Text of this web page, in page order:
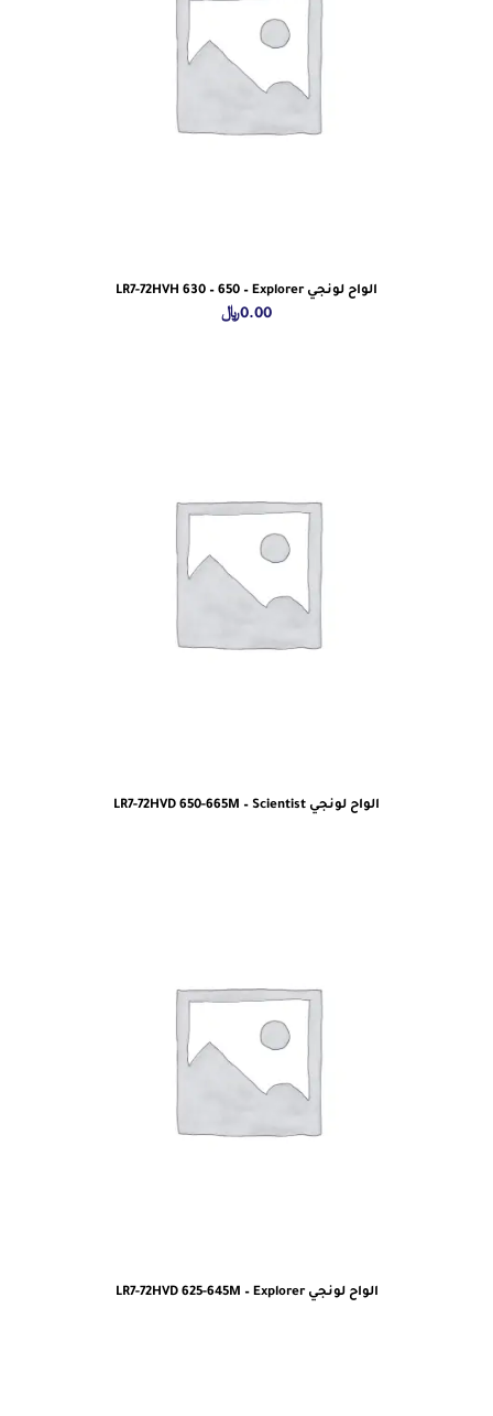
الواح لونجي LR7-72HVH 630 – 650 – Explorer
0.00﷼
الواح لونجي LR7-72HVD 650-665M – Scientist
الواح لونجي LR7-72HVD 625-645M – Explorer